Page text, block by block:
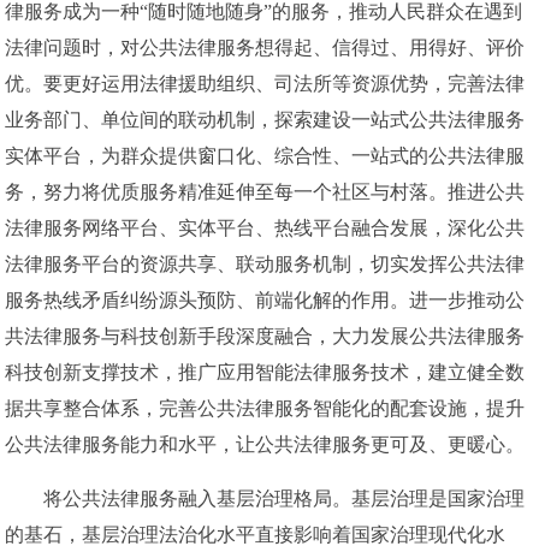
律服务成为一种“随时随地随身”的服务，推动人民群众在遇到
法律问题时，对公共法律服务想得起、信得过、用得好、评价
优。要更好运用法律援助组织、司法所等资源优势，完善法律
业务部门、单位间的联动机制，探索建设一站式公共法律服务
实体平台，为群众提供窗口化、综合性、一站式的公共法律服
务，努力将优质服务精准延伸至每一个社区与村落。推进公共
法律服务网络平台、实体平台、热线平台融合发展，深化公共
法律服务平台的资源共享、联动服务机制，切实发挥公共法律
服务热线矛盾纠纷源头预防、前端化解的作用。进一步推动公
共法律服务与科技创新手段深度融合，大力发展公共法律服务
科技创新支撑技术，推广应用智能法律服务技术，建立健全数
据共享整合体系，完善公共法律服务智能化的配套设施，提升
公共法律服务能力和水平，让公共法律服务更可及、更暖心。
将公共法律服务融入基层治理格局。基层治理是国家治理
的基石，基层治理法治化水平直接影响着国家治理现代化水